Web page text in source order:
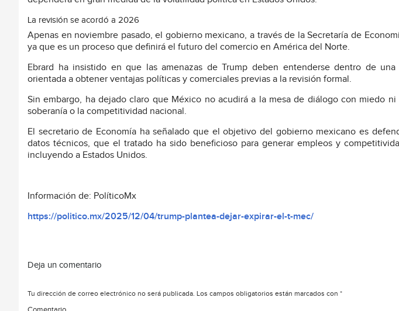
La revisión se acordó a 2026
Apenas en noviembre pasado, el gobierno mexicano, a través de la Secretaría de
ya que es un proceso que definirá el futuro del comercio en América del Norte.
Ebrard ha insistido en que las amenazas de Trump deben entenderse dentro de
orientada a obtener ventajas políticas y comerciales previas a la revisión formal.
Sin embargo, ha dejado claro que México no acudirá a la mesa de diálogo con miedo
soberanía o la competitividad nacional.
El secretario de Economía ha señalado que el objetivo del gobierno mexicano es
datos técnicos, que el tratado ha sido beneficioso para generar empleos y
incluyendo a Estados Unidos.
Información de: PolíticoMx
https://politico.mx/2025/12/04/trump-plantea-dejar-expirar-el-t-mec/
Deja un comentario
Tu dirección de correo electrónico no será publicada. Los campos obligatorios están marcados con *